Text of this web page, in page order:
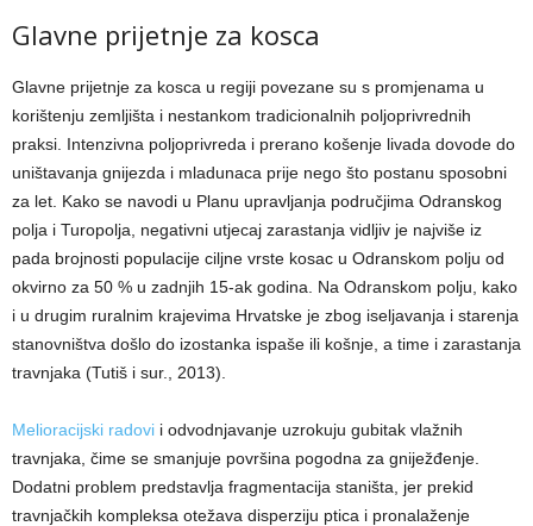
Glavne prijetnje za kosca
Glavne prijetnje za kosca u regiji povezane su s promjenama u
korištenju zemljišta i nestankom tradicionalnih poljoprivrednih
praksi. Intenzivna poljoprivreda i prerano košenje livada dovode do
uništavanja gnijezda i mladunaca prije nego što postanu sposobni
za let. Kako se navodi u Planu upravljanja područjima Odranskog
polja i Turopolja, negativni utjecaj zarastanja vidljiv je najviše iz
pada brojnosti populacije ciljne vrste kosac u Odranskom polju od
okvirno za 50 % u zadnjih 15-ak godina. Na Odranskom polju, kako
i u drugim ruralnim krajevima Hrvatske je zbog iseljavanja i starenja
stanovništva došlo do izostanka ispaše ili košnje, a time i zarastanja
travnjaka (Tutiš i sur., 2013).
Melioracijski radovi i odvodnjavanje uzrokuju gubitak vlažnih
travnjaka, čime se smanjuje površina pogodna za gniježđenje.
Dodatni problem predstavlja fragmentacija staništa, jer prekid
travnjačkih kompleksa otežava disperziju ptica i pronalaženje